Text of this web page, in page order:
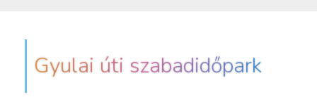
Gyulai úti szabadidőpark